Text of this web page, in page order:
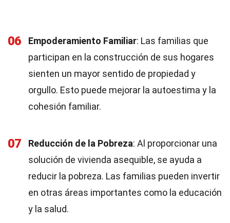
06 Empoderamiento Familiar: Las familias que
participan en la construcción de sus hogares
sienten un mayor sentido de propiedad y
orgullo. Esto puede mejorar la autoestima y la
cohesión familiar.
07 Reducción de la Pobreza: Al proporcionar una
solución de vivienda asequible, se ayuda a
reducir la pobreza. Las familias pueden invertir
en otras áreas importantes como la educación
y la salud.